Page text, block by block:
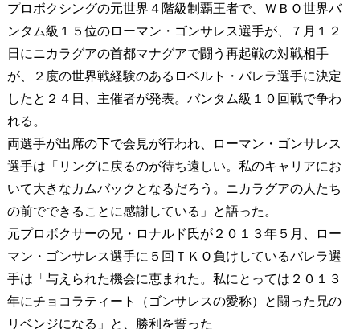
プロボクシングの元世界４階級制覇王者で、ＷＢＯ世界バ
ンタム級１５位のローマン・ゴンサレス選手が、７月１２
日にニカラグアの首都マナグアで闘う再起戦の対戦相手
が、２度の世界戦経験のあるロベルト・バレラ選手に決定
したと２４日、主催者が発表。バンタム級１０回戦で争わ
れる。
両選手が出席の下で会見が行われ、ローマン・ゴンサレス
選手は「リングに戻るのが待ち遠しい。私のキャリアにお
いて大きなカムバックとなるだろう。ニカラグアの人たち
の前でできることに感謝している」と語った。
元プロボクサーの兄・ロナルド氏が２０１３年５月、ロー
マン・ゴンサレス選手に５回ＴＫＯ負けしているバレラ選
手は「与えられた機会に恵まれた。私にとっては２０１３
年にチョコラティート（ゴンサレスの愛称）と闘った兄の
リベンジになる」と、勝利を誓った